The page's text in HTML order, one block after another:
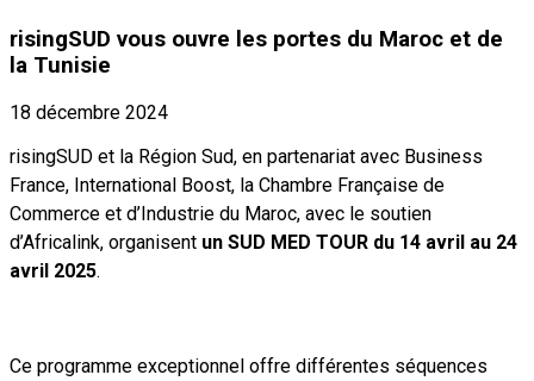
risingSUD vous ouvre les portes du Maroc et de
la Tunisie
18 décembre 2024
risingSUD et la Région Sud, en partenariat avec Business
France, International Boost, la Chambre Française de
Commerce et d’Industrie du Maroc, avec le soutien
d’Africalink, organisent un SUD MED TOUR du 14 avril au 24
avril 2025.
Ce programme exceptionnel offre différentes séquences